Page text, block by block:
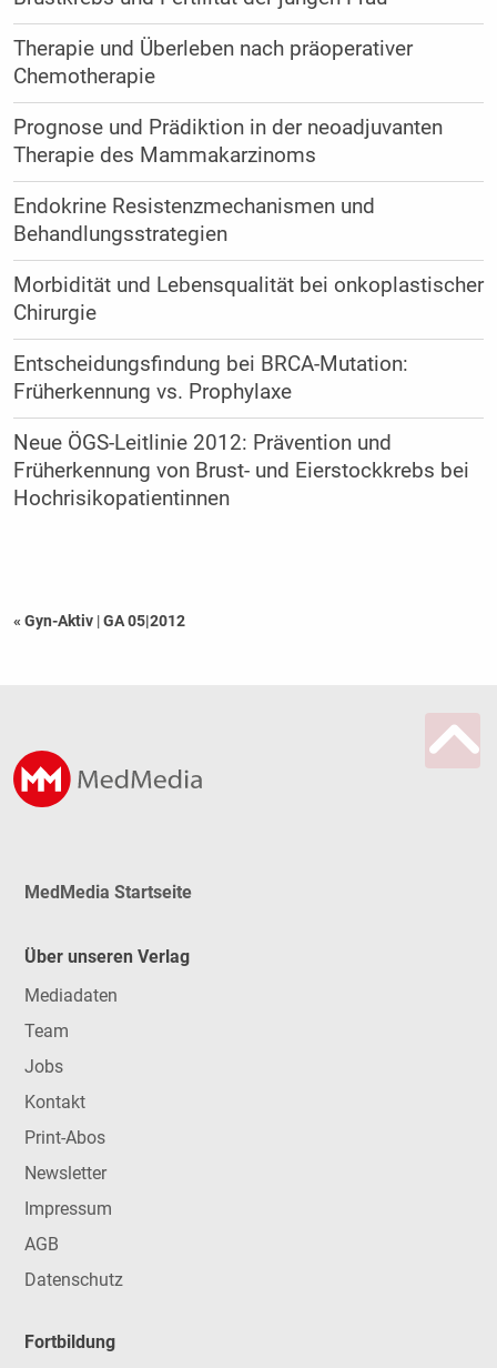
Therapie und Überleben nach präoperativer
Chemotherapie
Prognose und Prädiktion in der neoadjuvanten
Therapie des Mammakarzinoms
Endokrine Resistenzmechanismen und
Behandlungsstrategien
Morbidität und Lebensqualität bei onkoplastischer
Chirurgie
Entscheidungsfindung bei BRCA-Mutation:
Früherkennung vs. Prophylaxe
Neue ÖGS-Leitlinie 2012: Prävention und
Früherkennung von Brust- und Eierstockkrebs bei
Hochrisikopatientinnen
« Gyn-Aktiv |GA 05|2012
MedMedia Startseite
Über unseren Verlag
Mediadaten
Team
Jobs
Kontakt
Print-Abos
Newsletter
Impressum
AGB
Datenschutz
Fortbildung